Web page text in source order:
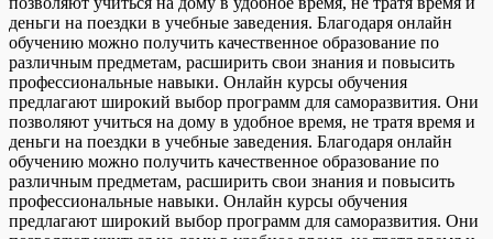
деньги на поездки в учебные заведения. Благодаря онлайн
обучению можно получить качественное образование по
различным предметам, расширить свои знания и повысить
профессиональные навыки. Онлайн курсы обучения
предлагают широкий выбор программ для саморазвития. Они
позволяют учиться на дому в удобное время, не тратя время и
деньги на поездки в учебные заведения. Благодаря онлайн
обучению можно получить качественное образование по
различным предметам, расширить свои знания и повысить
профессиональные навыки. Онлайн курсы обучения
предлагают широкий выбор программ для саморазвития. Они